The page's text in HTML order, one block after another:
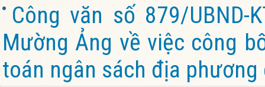
Công văn số 879/
Mường Ảng về việc công
toán ngân sách địa phương